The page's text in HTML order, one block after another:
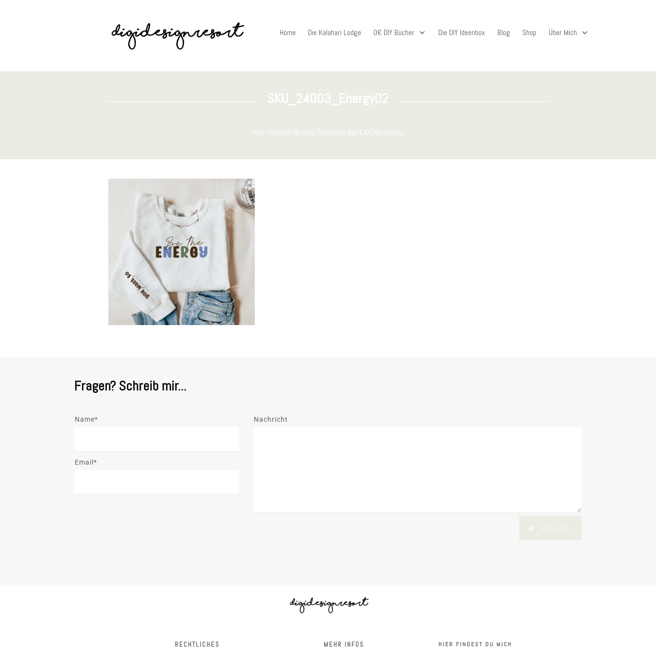
Home Die Kalahari Lodge 0€ DIY Bücher Die DIY Ideenbox Blog Shop Über Mich
SKU_24003_Energy02
HIer findest du alle Tutorials der CMDacademy
Fragen? Schreib mir...
Name*
Email*
Nachricht
RECHTLICHES MEHR INFOS HIER FINDEST DU MICH